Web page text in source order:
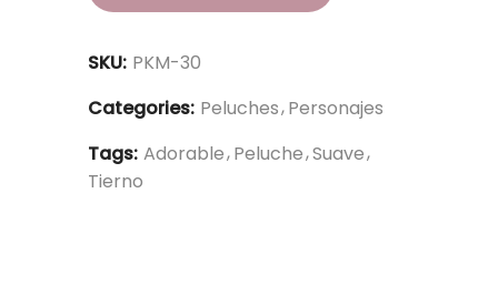
SKU: PKM-30
Categories: Peluches Personajes
Tags: Adorable Peluche Suave
Tierno